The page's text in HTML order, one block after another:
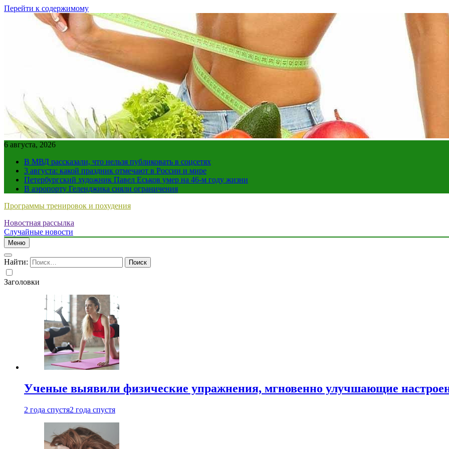
Перейти к содержимому
6 августа, 2026
В МВД рассказали, что нельзя публиковать в соцсетях
3 августа: какой праздник отмечают в России и мире
Петербургский художник Павел Еськов умер на 46-м году жизни
В аэропорту Геленджика сняли ограничения
Программы тренировок и похудения
Новостная рассылка
Случайные новости
Меню
Найти:
Заголовки
Ученые выявили физические упражнения, мгновенно улучшающие
2 года спустя2 года спустя